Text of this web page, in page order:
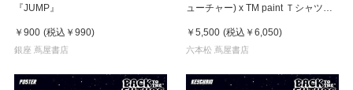
『JUMP』
￥900 (税込 ￥990)
銀座 蔦屋書店
ューチャー) x TM paint Ｔシャツ
￥5,500 (税込 ￥6,050)
六本松 蔦屋書店